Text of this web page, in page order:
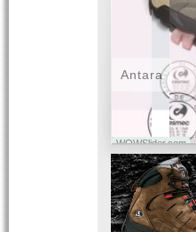
WOWSlider.com
Antara